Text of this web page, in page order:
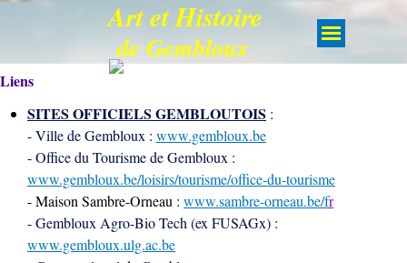
Art et Histoire
de Gembloux
Liens
SITES OFFICIELS GEMBLOUTOIS :
- Ville de Gembloux : www.gembloux.be
- Office du Tourisme de Gembloux :
www.gembloux.be/loisirs/tourisme/office-du-tourisme
- Maison Sambre-Orneau : www.sambre-orneau.be/fr
- Gembloux Agro-Bio Tech (ex FUSAGx) :
www.gembloux.ulg.ac.be